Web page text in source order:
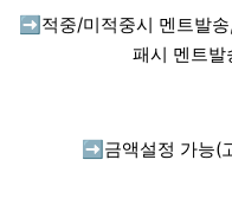
➡️ 적중/미적중시 멘트발
패시 멘트발
➡️ 금액설정 가능(